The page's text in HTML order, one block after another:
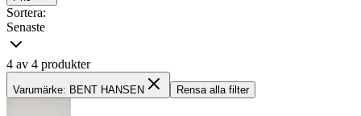
Sortera:
Senaste
4 av 4 produkter
Varumärke: BENT HANSEN Rensa alla filter